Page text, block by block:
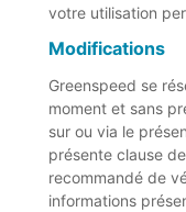
votre utilisation
Modifications
Greenspeed se
moment et sans
sur ou via le
présente clause
recommandé de
informations